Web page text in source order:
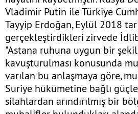
Vladimir Putin ile Türkiye
Tayyip Erdoğan, Eylül 2018
gerçekleştirdikleri zirvede
"Astana ruhuna uygun bir
kavuşturulması konusunda
varılan bu anlaşmaya göre,
Suriye hükümetine bağlı
silahlardan arındırılmış bir